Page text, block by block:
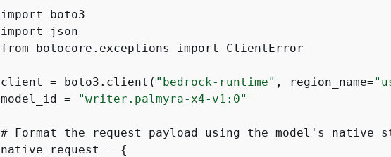
import boto3
import json
from botocore.exceptions import ClientError
client = boto3.client( "bedrock-runtime" , region_name=
model_id =
"writer.palmyra-x4-v1:0"
# Format the request payload using the model's native
native_request = {